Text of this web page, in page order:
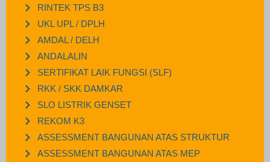
RINTEK TPS B3
UKL UPL / DPLH
AMDAL / DELH
ANDALALIN
SERTIFIKAT LAIK FUNGSI (SLF)
RKK / SKK DAMKAR
SLO LISTRIK GENSET
REKOM K3
ASSESSMENT BANGUNAN ATAS STRUKTUR
ASSESSMENT BANGUNAN ATAS MEP